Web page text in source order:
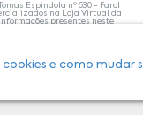
e como mudar
Espindola nº 630 - Farol
na Loja Virtual da
presentes neste
está capacitado para
trabalha com as
são compromissos da